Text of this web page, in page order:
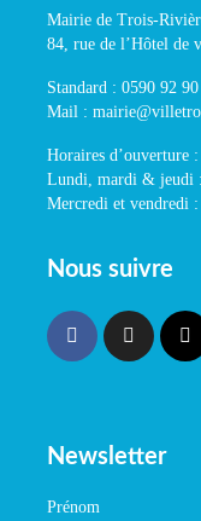
Mairie de Trois-
84, rue de l’Hôtel de
Standard : 0590 92
Mail :
Horaires d’ouverture :
Lundi, mardi & jeudi
Mercredi et vendredi
Nous suivre
Newsletter
Prénom